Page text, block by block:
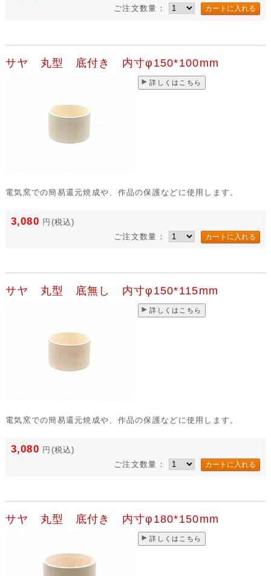
ご注文数量：
サヤ 丸型 底付き 内寸φ150*100mm
詳しくはこちら
電気窯での簡易還元焼成や、作品の保護などに使用します。
3,080 円 (税込)
ご注文数量：
サヤ 丸型 底無し 内寸φ150*115mm
詳しくはこちら
電気窯での簡易還元焼成や、作品の保護などに使用します。
3,080 円 (税込)
ご注文数量：
サヤ 丸型 底付き 内寸φ180*150mm
詳しくはこちら